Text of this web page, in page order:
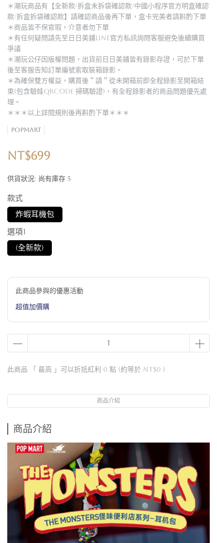
＊潮玩商品有【全新款/拆盒未拆袋確認款/中國小程序官方明盒確認
款/拆盒拆袋確認款】請確認商品後再下單，盒卡完美者請斟酌下單
＊商品皆不保官瑕，介意者勿下單
＊有任何疑問請先至日日美鋪LINE官方私訊詢問客服避免後續購買
爭議
＊潮玩公仔因版權問題，出貨前日日美鋪皆有錄影存證，可於下單
後至客服告知訂單編號索取裝箱錄影。
＊為確保雙方權益，購買後＂請＂從未開箱前即全程錄影至開箱結
束(包含驗娃QRCODE 掃碼驗證)，有全程錄影者的商品問題優先處
理。
＊＊＊以上詳閱規則後再斟酌下單＊＊＊
POPMART
NT$699
供貨狀況: 尚有庫存 5
款式
炸蝦耳機包
選項1
(全新款)
此商品參與的優惠活動
超值加價購
此商品 「 最高 」可以折抵紅利 0 點 (約等於 NT$0 )
商品介紹
商品介紹